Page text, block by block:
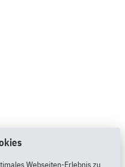
Webseiten-Erlebnis zu